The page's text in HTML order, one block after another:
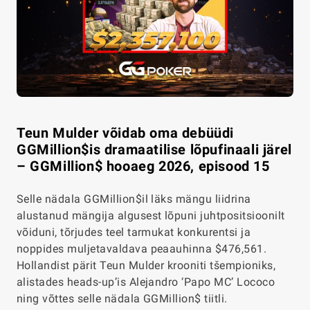
Teun Mulder võidab oma debüüdi
GGMillion$is dramaatilise lõpufinaali järel
– GGMillion$ hooaeg 2026, episood 15
Selle nädala GGMillion$il läks mängu liidrina
alustanud mängija algusest lõpuni juhtpositsioonilt
võiduni, tõrjudes teel tarmukat konkurentsi ja
noppides muljetavaldava peaauhinna $476,561.
Hollandist pärit Teun Mulder krooniti tšempioniks,
alistades heads-up’is Alejandro ‘Papo MC’ Lococo
ning võttes selle nädala GGMillion$ tiitli.